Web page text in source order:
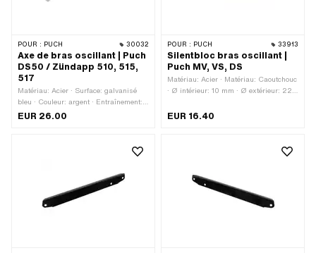
POUR : PUCH 30032
Axe de bras oscillant | Puch
DS50 / Zündapp 510, 515,
517
Matériau: Acier · Surface: galvanisé
bleu · Couleur: argent · Entraînement:
Six pans extérieurs · Type de filetage:
EUR 26.00
POUR : PUCH 33913
Silentbloc bras oscillant |
Puch MV, VS, DS
Matériau: Acier · Matériau: Caoutchouc
· Ø intérieur: 10 mm · Ø extérieur: 22
EUR 16.40